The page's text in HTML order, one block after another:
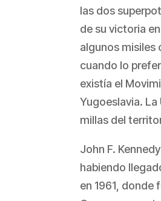
las dos
de su victoria
algunos misiles
cuando lo
existía el
Yugoeslavia.
millas del
John F.
habiendo
en 1961, donde